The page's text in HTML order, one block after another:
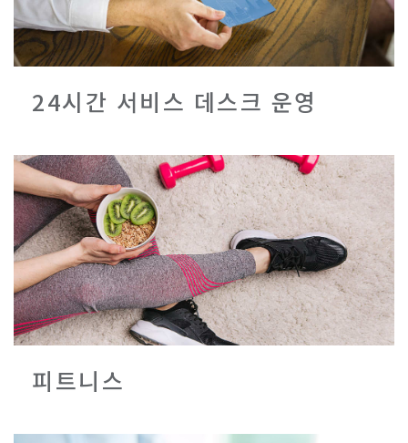
24시간 서비스 데스크 운영
피트니스